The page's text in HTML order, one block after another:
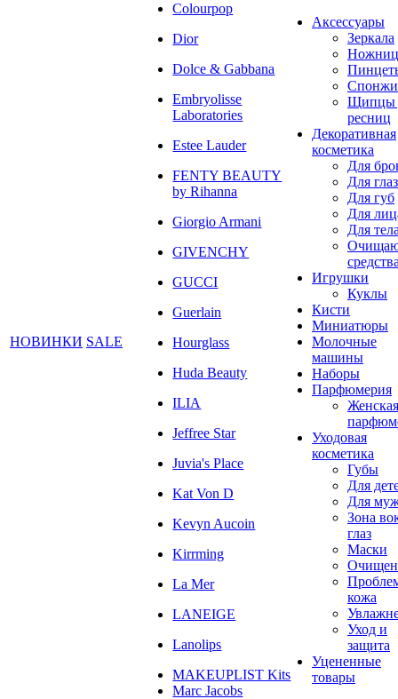
НОВИНКИ SALE
Colourpop
Dior
Dolce & Gabbana
Embryolisse
Laboratories
Estee Lauder
FENTY BEAUTY
by Rihanna
Giorgio Armani
GIVENCHY
GUCCI
Guerlain
Hourglass
Huda Beauty
ILIA
Jeffree Star
Juvia's Place
Kat Von D
Kevyn Aucoin
Kirrming
La Mer
LANEIGE
Lanolips
MAKEUPLIST Kits
Marc Jacobs
Аксессуары
Зеркала
Спонжи
Щипцы
ресниц
Декоративная
косметика
Для
Для глаз
Для губ
Для
Для
Игрушки
Куклы
Кисти
Миниатюры
Молочные
машины
Наборы
Парфюмерия
Женская
Уходовая
косметика
Губы
Для
Для
Зона
глаз
Маски
кожа
Уход и
защита
Уцененные
товары